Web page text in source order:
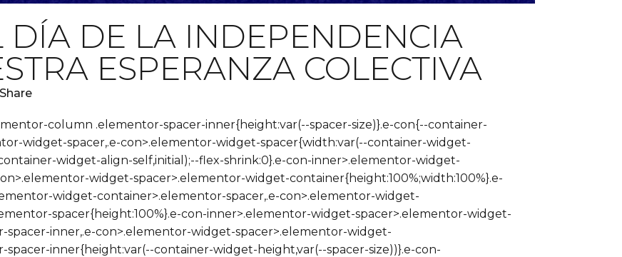
DÍA DE LA INDEPENDENCIA
ESPERANZA COLECTIVA
Share
column .elementor-spacer-inner{height:var(--spacer-size)}.e-con{--container-
widget-spacer,.e-con>.elementor-widget-spacer{width:var(--container-widget-
widget-align-self,initial);--flex-shrink:0}.e-con-inner>.elementor-widget-
widget-spacer>.elementor-widget-container{height:100%;width:100%}.e-
widget-container>.elementor-spacer,.e-con>.elementor-widget-
spacer{height:100%}.e-con-inner>.elementor-widget-spacer>.elementor-widget-
inner,.e-con>.elementor-widget-spacer>.elementor-widget-
inner{height:var(--container-widget-height,var(--spacer-size))}.e-con-